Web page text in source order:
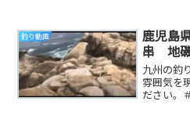
釣り動画
鹿児島
串 地
九州の釣
雰囲気を
ださい